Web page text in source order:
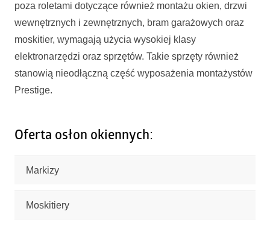
poza roletami dotyczące również montażu okien, drzwi
wewnętrznych i zewnętrznych, bram garażowych oraz
moskitier, wymagają użycia wysokiej klasy
elektronarzędzi oraz sprzętów. Takie sprzęty również
stanowią nieodłączną część wyposażenia montażystów
Prestige.
Oferta osłon okiennych:
Markizy
Moskitiery